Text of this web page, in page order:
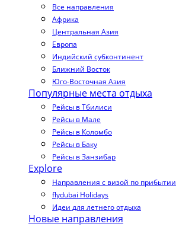
Все направления
Африка
Центральная Азия
Европа
Индийский субконтинент
Ближний Восток
Юго-Восточная Азия
Популярные места отдыха
Рейсы в Тбилиси
Рейсы в Мале
Рейсы в Коломбо
Рейсы в Баку
Рейсы в Занзибар
Explore
Направления с визой по прибытии
flydubai Holidays
Идеи для летнего отдыха
Новые направления